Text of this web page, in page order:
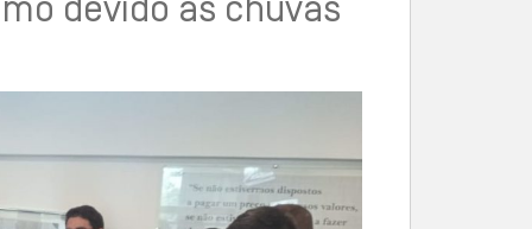
devido às chuvas